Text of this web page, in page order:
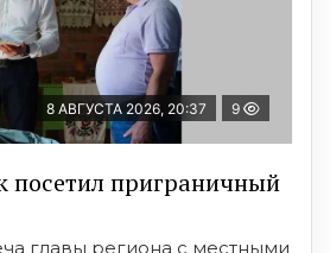
8 АВГУСТА 2026, 20:37 9
посетил приграничный
главы региона с местными